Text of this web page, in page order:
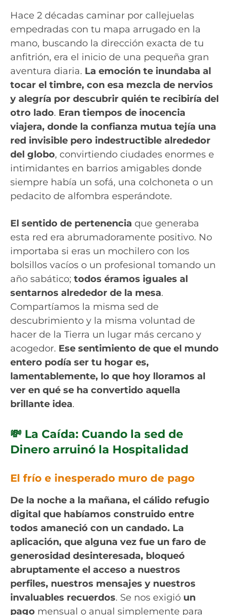
Hace 2 décadas caminar por callejuelas
empedradas con tu mapa arrugado en la
mano, buscando la dirección exacta de tu
anfitrión, era el inicio de una pequeña gran
aventura diaria. La emoción te inundaba al
tocar el timbre, con esa mezcla de nervios
y alegría por descubrir quién te recibiría del
otro lado. Eran tiempos de inocencia
viajera, donde la confianza mutua tejía una
red invisible pero indestructible alrededor
del globo, convirtiendo ciudades enormes e
intimidantes en barrios amigables donde
siempre había un sofá, una colchoneta o un
pedacito de alfombra esperándote.
El sentido de pertenencia que generaba
esta red era abrumadoramente positivo. No
importaba si eras un mochilero con los
bolsillos vacíos o un profesional tomando un
año sabático; todos éramos iguales al
sentarnos alrededor de la mesa.
Compartíamos la misma sed de
descubrimiento y la misma voluntad de
hacer de la Tierra un lugar más cercano y
acogedor. Ese sentimiento de que el mundo
entero podía ser tu hogar es,
lamentablemente, lo que hoy lloramos al
ver en qué se ha convertido aquella
brillante idea.
💸 La Caída: Cuando la sed de
Dinero arruinó la Hospitalidad
El frío e inesperado muro de pago
De la noche a la mañana, el cálido refugio
digital que habíamos construido entre
todos amaneció con un candado. La
aplicación, que alguna vez fue un faro de
generosidad desinteresada, bloqueó
abruptamente el acceso a nuestros
perfiles, nuestros mensajes y nuestros
invaluables recuerdos. Se nos exigió un
pago mensual o anual simplemente para